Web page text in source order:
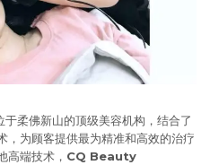
于柔佛新山的顶级美容机构，结合了
，为顾客提供最为精准和高效的治疗
高端技术， CQ Beauty